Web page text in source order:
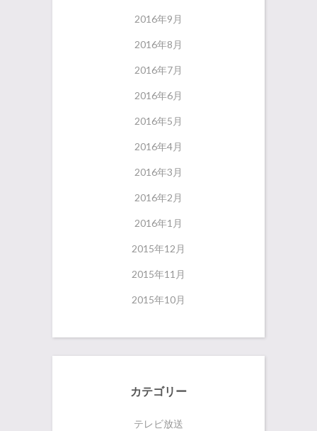
2016年9月
2016年8月
2016年7月
2016年6月
2016年5月
2016年4月
2016年3月
2016年2月
2016年1月
2015年12月
2015年11月
2015年10月
カテゴリー
テレビ放送